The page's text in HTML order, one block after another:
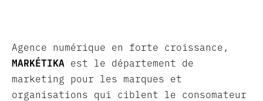
Agence numérique en forte croissance,
MARKÉTIKA est le département de
marketing pour les marques et
organisations qui ciblent le consomateur